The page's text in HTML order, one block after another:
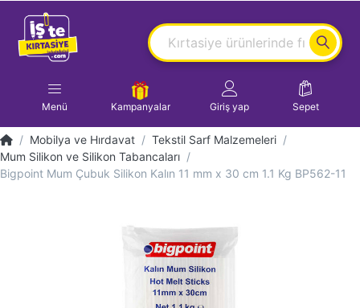
Menü Kampanyalar Giriş yap Sepet
Mobilya ve Hırdavat
Tekstil Sarf Malzemeleri
Mum Silikon ve Silikon Tabancaları
Bigpoint Mum Çubuk Silikon Kalın 11 mm x 30 cm 1.1 Kg BP562-11